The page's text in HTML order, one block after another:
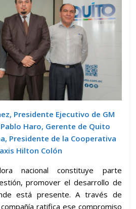
Presidente Ejecutivo de GM
Haro, Gerente de Quito
Presidente de la Cooperativa
Hilton Colón
nacional constituye parte
promover el desarrollo de
está presente. A través de
compañía ratifica ese compromiso